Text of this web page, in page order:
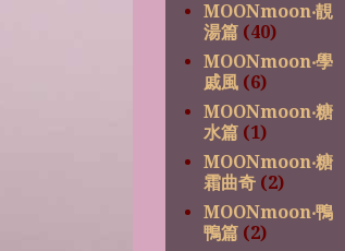
MOONmoon‧靚
湯篇 (40)
MOONmoon‧學
戚風 (6)
MOONmoon‧糖
水篇 (1)
MOONmoon‧糖
霜曲奇 (2)
MOONmoon‧鴨
鴨篇 (2)